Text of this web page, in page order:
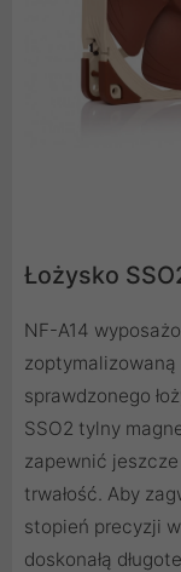
Łożysko
NF-A14
sprawdzonego
SSO2 tylny
zapewnić
trwałość. Aby
stopień precyzji
doskonałą